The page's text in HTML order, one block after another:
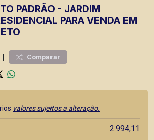
PADRÃO - JARDIM
PARA VENDA EM
| Comparar
valores sujeitos a alteração.
2.994,11